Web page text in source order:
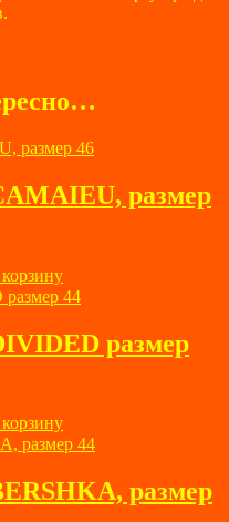
размер
размер
размер